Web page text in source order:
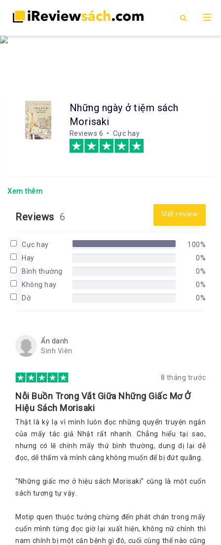
Những ngày ở tiệm sách
Morisaki
Reviews 6 • Cực hay
Xem thêm
Reviews 6 Viết review
Cực hay
100%
Hay
0%
Bình thường
0%
Không hay
0%
Dở
0%
Ẩn danh
Sinh Viên
8 tháng trước
Nỗi Buồn Trong Vắt Giữa Những Giấc Mơ Ở
Hiệu Sách Morisaki
Thật là kỳ lạ vì mình luôn đọc những quyển truyện ngắn
của mấy tác giả Nhật rất nhanh. Chẳng hiểu tại sao,
nhưng có lẽ chính mấy thứ bình thường, dung dị lại dễ
đọc, dễ thấm và mình càng không muốn để bị đứt quãng.
“Những giấc mơ ở hiệu sách Morisaki” cũng là một cuốn
sách tương tự vậy.
Motip quen thuộc tưởng chừng đến phát chán trong mấy
cuốn mình từng đọc giờ lại xuất hiện, không nữ chính thì
nam chính bị một căn bệnh gì đó, cuối cùng thế nào cũng